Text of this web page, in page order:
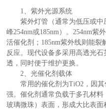
1、紫外光源系统
紫外灯管（通常为低压或中
峰254nm或185nm）。254nm紫
活催化剂；185nm紫外线则能
反应。现代设备多采用高透光
透，同时便于维护更换。
2、光催化剂载体
常用的催化剂为TiO2，因其
强。催化剂通常负载于多孔材
玻璃微珠）表面，形成大比表